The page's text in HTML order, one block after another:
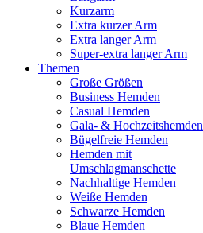
Kurzarm
Extra kurzer Arm
Extra langer Arm
Super-extra langer Arm
Themen
Große Größen
Business Hemden
Casual Hemden
Gala- & Hochzeitshemden
Bügelfreie Hemden
Hemden mit
Umschlagmanschette
Nachhaltige Hemden
Weiße Hemden
Schwarze Hemden
Blaue Hemden